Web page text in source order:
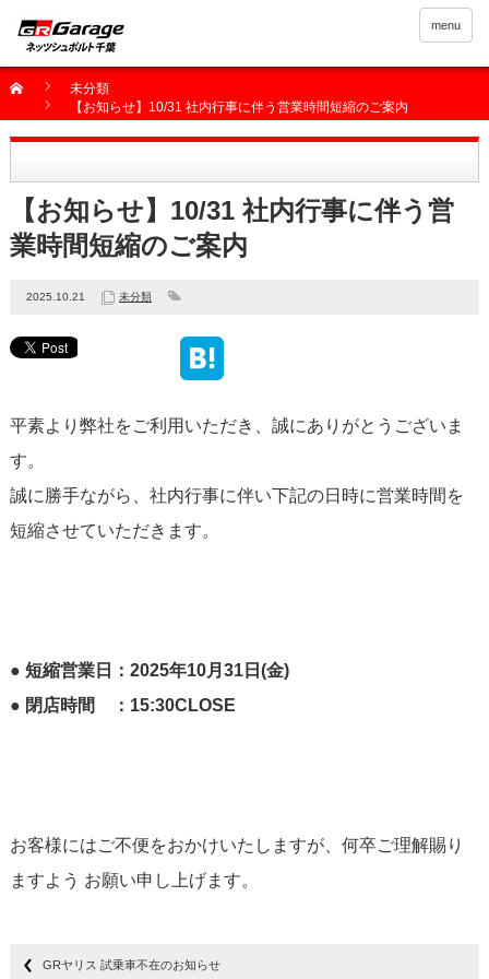
menu
未分類
【お知らせ】10/31 社内行事に伴う営業時間短縮のご案内
【お知らせ】10/31 社内行事に伴う営
業時間短縮のご案内
2025.10.21 未分類
平素より弊社をご利用いただき、誠にありがとうございま
す。
誠に勝手ながら、社内行事に伴い下記の日時に営業時間を
短縮させていただきます。
● 短縮営業日：2025年10月31日(金)
● 閉店時間 ：15:30CLOSE
お客様にはご不便をおかけいたしますが、何卒ご理解賜り
ますよう お願い申し上げます。
GRヤリス 試乗車不在のお知らせ